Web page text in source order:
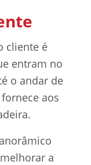
cliente é
entram no
o andar de
aos
a